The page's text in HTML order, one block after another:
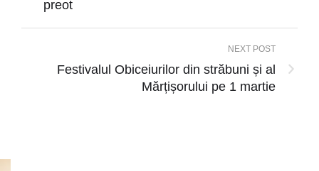
preot
NEXT POST
Festivalul Obiceiurilor din străbuni și al
Mărțișorului pe 1 martie